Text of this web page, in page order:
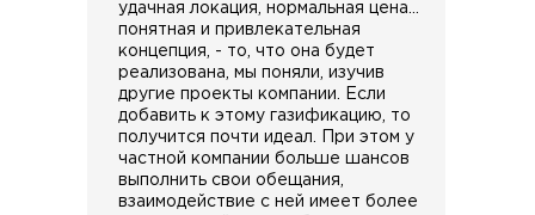
удачная локация, нормальная цена…
понятная и привлекательная
концепция, - то, что она будет
реализована, мы поняли, изучив
другие проекты компании. Если
добавить к этому газификацию, то
получится почти идеал. При этом у
частной компании больше шансов
выполнить свои обещания,
взаимодействие с ней имеет более